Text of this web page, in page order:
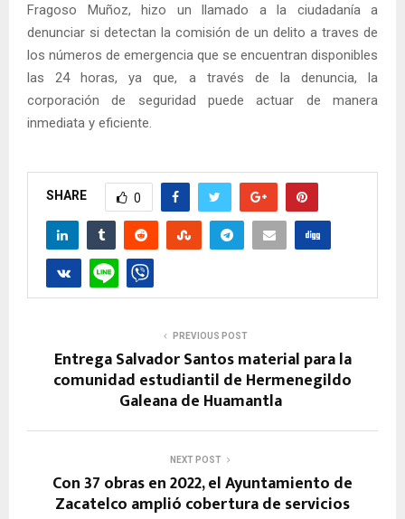
Fragoso Muñoz, hizo un llamado a la ciudadanía a
denunciar si detectan la comisión de un delito a traves de
los números de emergencia que se encuentran disponibles
las 24 horas, ya que, a través de la denuncia, la
corporación de seguridad puede actuar de manera
inmediata y eficiente.
SHARE 0
PREVIOUS POST
Entrega Salvador Santos material para la
comunidad estudiantil de Hermenegildo
Galeana de Huamantla
NEXT POST
Con 37 obras en 2022, el Ayuntamiento de
Zacatelco amplió cobertura de servicios